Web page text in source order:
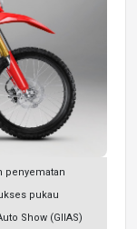
penyematan
pukau
Show (GIIAS)